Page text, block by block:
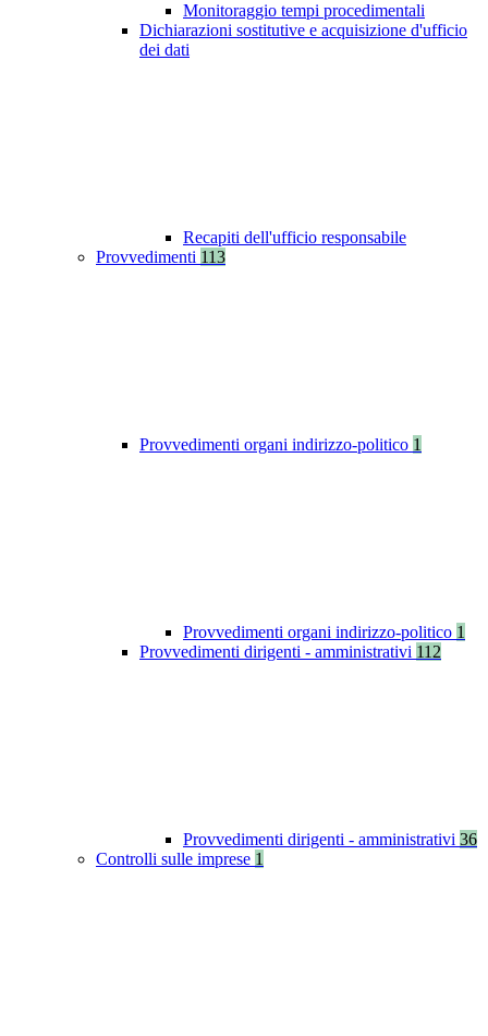
Monitoraggio tempi procedimentali
Dichiarazioni sostitutive e acquisizione d'ufficio
dei dati
Recapiti dell'ufficio responsabile
Provvedimenti 113
Provvedimenti organi indirizzo-politico 1
Provvedimenti organi indirizzo-politico 1
Provvedimenti dirigenti - amministrativi 112
Provvedimenti dirigenti - amministrativi 36
Controlli sulle imprese 1